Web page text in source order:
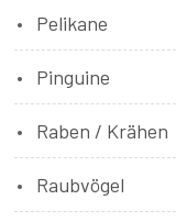
Pelikane
Pinguine
Raben / Krähen
Raubvögel